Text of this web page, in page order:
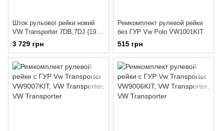
Шток рульової рейки новий
VW Transporter 7DB,7DJ (1996
- 2003)
3 729 грн
Ремкомплект рулевой рейки
без ГУР Vw Polo VW1001KIT
515 грн